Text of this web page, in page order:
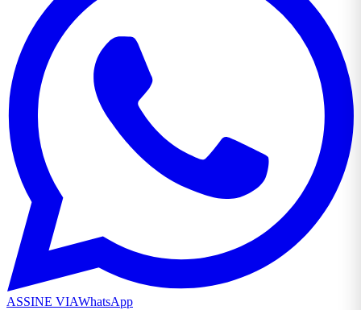
ASSINE VIAWhatsApp